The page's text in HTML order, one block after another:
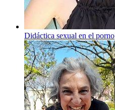
Didáctica sexual en el porno